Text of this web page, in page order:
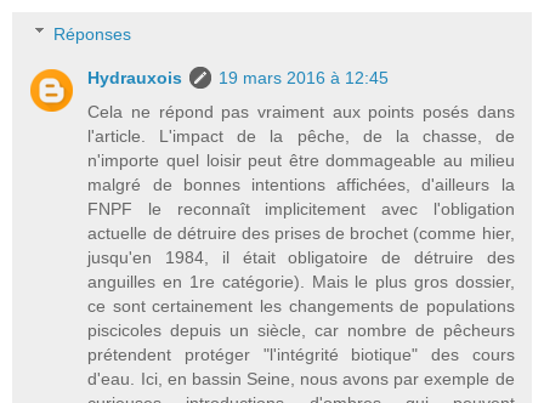
Réponses
Hydrauxois
19 mars 2016 à 12:45
Cela ne répond pas vraiment aux points posés dans
l'article. L'impact de la pêche, de la chasse, de
n'importe quel loisir peut être dommageable au milieu
malgré de bonnes intentions affichées, d'ailleurs la
FNPF le reconnaît implicitement avec l'obligation
actuelle de détruire des prises de brochet (comme hier,
jusqu'en 1984, il était obligatoire de détruire des
anguilles en 1re catégorie). Mais le plus gros dossier,
ce sont certainement les changements de populations
piscicoles depuis un siècle, car nombre de pêcheurs
prétendent protéger "l'intégrité biotique" des cours
d'eau. Ici, en bassin Seine, nous avons par exemple de